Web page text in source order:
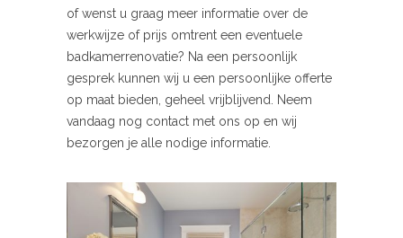
of wenst u graag meer informatie over de
werkwijze of prijs omtrent een eventuele
badkamerrenovatie? Na een persoonlijk
gesprek kunnen wij u een persoonlijke offerte
op maat bieden, geheel vrijblijvend. Neem
vandaag nog contact met ons op en wij
bezorgen je alle nodige informatie.